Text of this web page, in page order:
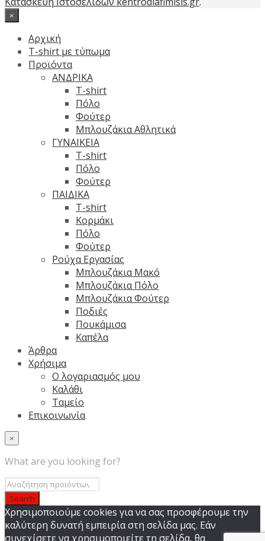
×
Αρχική
T-shirt με τύπωμα
Προϊόντα
ΑΝΔΡΙΚΑ
T-shirt
Πόλο
Φούτερ
Μπλουζάκια Αθλητικά
ΓΥΝΑΙΚΕΙΑ
T-shirt
Πόλο
Φούτερ
ΠΑΙΔΙΚΑ
T-shirt
Κορμάκι
Πόλο
Φούτερ
Ρούχα Εργασίας
Μπλουζάκια Μακό
Μπλουζάκια Πόλο
Μπλουζάκια Φούτερ
Ποδιές
Πουκάμισα
Καπέλα
Άρθρα
Χρήσιμα
Ο λογαριασμός μου
Καλάθι
Ταμείο
Επικοινωνία
×
What are you looking for?
Χρησιμοποιούμε cookies για να σας προσφέρουμε την
καλύτερη δυνατή εμπειρία στη σελίδα μας. Εάν
συνεχίσετε να χρησιμοποιείτε τη σελίδα, θα